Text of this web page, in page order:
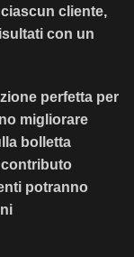
cliente,
con un
perfetta per
migliorare
bolletta
contributo
potranno